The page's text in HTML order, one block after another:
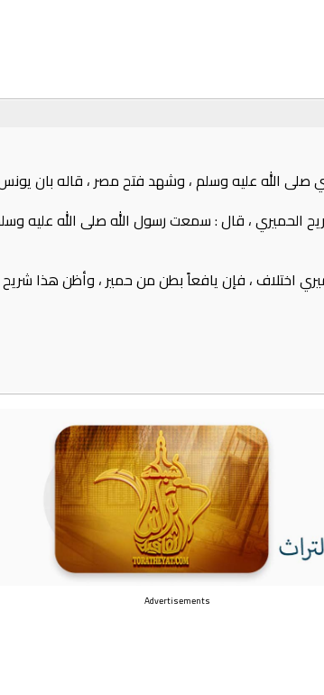
صلى الله عليه وسلم ، وشهد فتح مصر ، قاله بان
الحميري ، قال ‏:‏ سمعت رسول الله صلى الله عليه
اختلاف ، فإن يافعاً بطن من حمير ، وأظن هذا
Advertisements